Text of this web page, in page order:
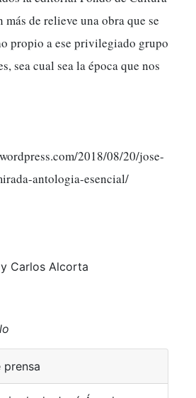
de relieve una obra que se
propio a ese privilegiado grupo
sea cual sea la época que nos
2018/08/20/jose-
antologia-esencial/
Carlos Alcorta
prensa